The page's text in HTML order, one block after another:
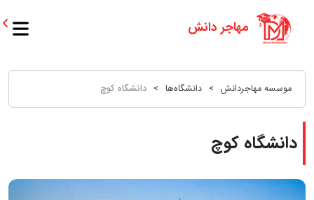
موسسه مهاجردانش > دانشگاه‌ها > دانشگاه کوچ
دانشگاه کوچ